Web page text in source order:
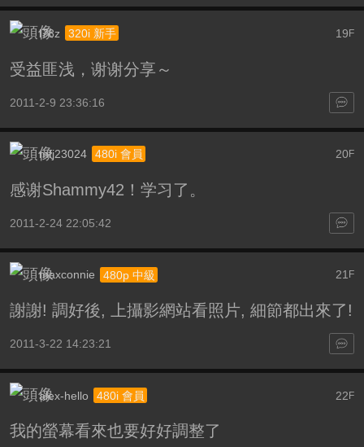
19 F
l78z 320i 新手
受益匪浅，谢谢分享～
2011-2-9 23:36:16
20F
mfj23024 480i 會員
感谢Shammy42！学习了。
2011-2-24 22:05:42
21 F
maxconnie 480p 中級
謝謝! 調好後, 上攝影網站看照片, 細節都出來了!
2011-3-22 14:23:21
22F
alex-hello 480i 會員
我的螢幕看來也要好好調整了